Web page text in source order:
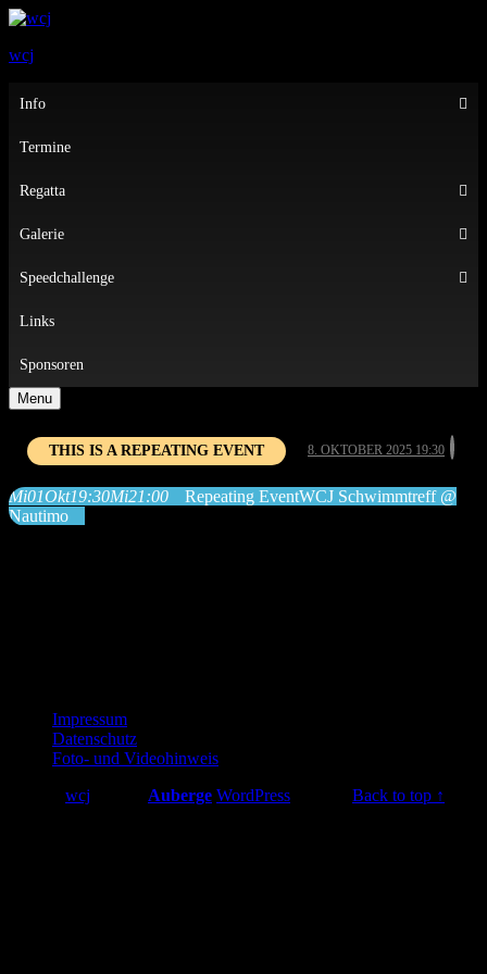
wcj
Primary
Info
Termine
Regatta
Galerie
Speedchallenge
Links
Sponsoren
Menu
THIS IS A REPEATING EVENT 8. OKTOBER 2025 19:30
Mi01Okt19:30Mi21:00 Repeating EventWCJ Schwimmtreff @
Nautimo
Footer
sidebar
Impressum
Datenschutz
Foto- und Videohinweis
wcj Auberge WordPress Back to top ↑